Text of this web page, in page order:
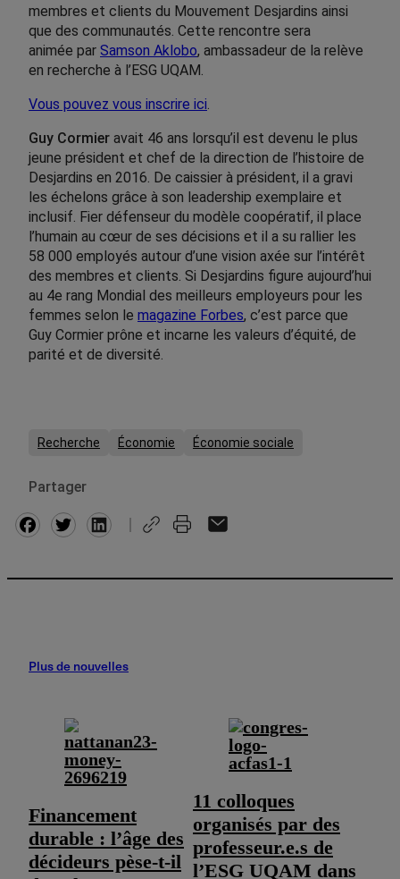
membres et clients du Mouvement Desjardins ainsi
que des communautés. Cette rencontre sera
animée par Samson Aklobo, ambassadeur de la relève
en recherche à l’ESG UQAM.
Vous pouvez vous inscrire ici.
Guy Cormier avait 46 ans lorsqu’il est devenu le plus
jeune président et chef de la direction de l’histoire de
Desjardins en 2016. De caissier à président, il a gravi
les échelons grâce à son leadership exemplaire et
inclusif. Fier défenseur du modèle coopératif, il place
l’humain au cœur de ses décisions et il a su rallier les
58 000 employés autour d’une vision axée sur l’intérêt
des membres et clients. Si Desjardins figure aujourd’hui
au 4e rang Mondial des meilleurs employeurs pour les
femmes selon le magazine Forbes, c’est parce que
Guy Cormier prône et incarne les valeurs d’équité, de
parité et de diversité.
Recherche Économie Économie sociale
Partager
Facebook
Twitter
Plus de nouvelles
Financement
durable : l’âge des
décideurs pèse-t-il
11 colloques
organisés par des
professeur.e.s de
l’ESG UQAM dans